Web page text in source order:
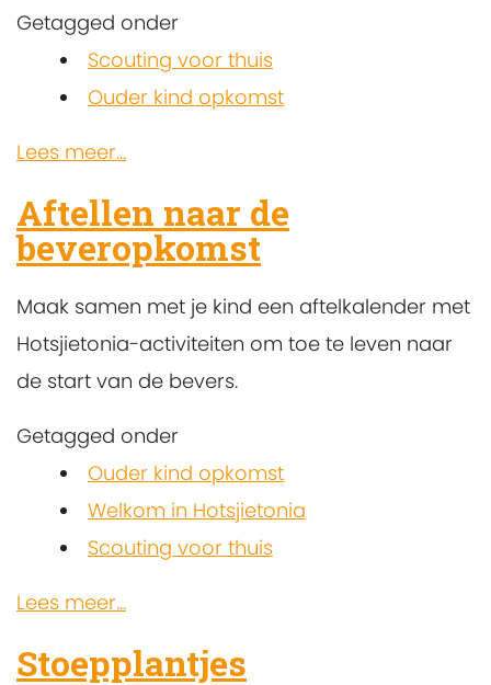
Getagged onder
Scouting voor thuis
Ouder kind opkomst
Lees meer...
Aftellen naar de
beveropkomst
Maak samen met je kind een aftelkalender met
Hotsjietonia-activiteiten om toe te leven naar
de start van de bevers.
Getagged onder
Ouder kind opkomst
Welkom in Hotsjietonia
Scouting voor thuis
Lees meer...
Stoepplantjes